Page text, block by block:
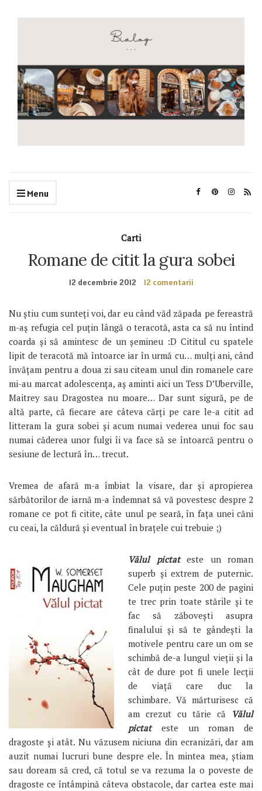
Menu
Carti
Romane de citit la gura sobei
12 decembrie 2012 12 comentarii
Nu știu cum sunteți voi, dar eu când văd zăpada pe fereastră
m-aș refugia cel puțin lângă o teracotă, asta ca să nu întind
coarda și să amintesc de un șemineu :D Cititul cu spatele
lipit de teracotă mă întoarce iar în urmă cu… mulți ani, când
învățam pentru a doua zi sau citeam unul din romanele care
mi-au marcat adolescența, aș aminti aici un Tess D’Uberville,
Maitrey sau Dragostea nu moare… Dar sunt sigură, pe de
altă parte, că fiecare are câteva cărți pe care le-a citit ad
litteram la gura sobei și acum numai vederea unui foc sau
numai căderea unor fulgi îi va face să se întoarcă pentru o
sesiune de lectură în… trecut.
Vremea de afară m-a îmbiat la visare, dar și apropierea
sărbătorilor de iarnă m-a îndemnat să vă povestesc despre 2
romane ce pot fi citite, câte unul pe seară, în fața unei căni
cu ceai, la căldură și eventual în brațele cui trebuie ;)
Vălul pictateste un roman
superb și extrem de puternic.
Cele puțin peste 200 de pagini
te trec prin toate stările și te
fac să zăbovești asupra
finalului și să te gândești la
motivele pentru care un om se
schimbă de-a lungul vieții și la
cât de dure pot fi unele lecții
de viață care duc la
schimbare. Vă mărturisesc că
am crezut cu tărie că Vălul
pictateste un roman de
dragoste și atât. Nu văzusem niciuna din ecranizări, dar am
auzit numai lucruri bune despre ele. În mintea mea, știam
sau doream să cred, că totul se va rezuma la o poveste de
dragoste ce întâmpină câteva obstacole, dar cartea este mai